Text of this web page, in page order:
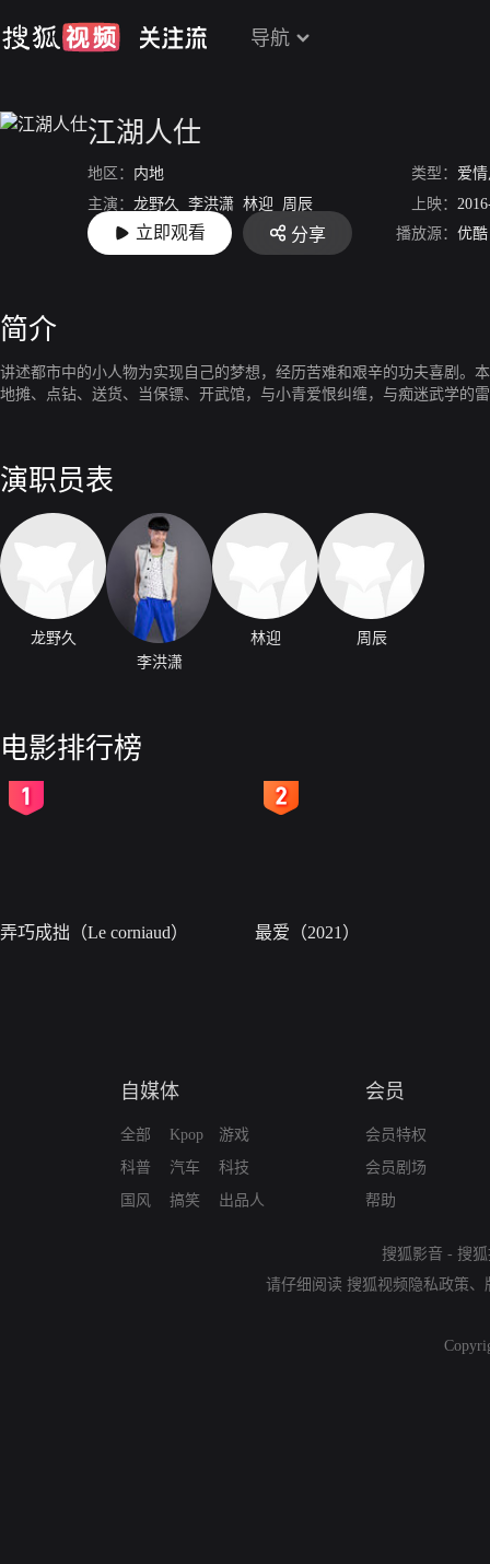
导航
江湖人仕
地区： 内地 类型： 爱
主演： 龙野久 李洪潇 林迎 周辰 上映：
导演： 龙野久
立即观看 分享 播放源： 优酷
简介
讲述都市中的小人物为实现自己的梦想，经历苦难和艰辛的功夫喜剧。
地摊、点钻、送货、当保镖、开武馆，与小青爱恨纠缠，与痴迷武学的
演职员表
龙野久
李洪潇
林迎 周辰
电影排行榜
弄巧成拙（Le corniaud） 最爱（2021）
自媒体
全部
科普
国风
Kpop
汽车
搞笑
游戏
科技
出品人
会员
会员特权
会员剧场
帮助
搜狐影音 - 搜
请仔细阅读 搜狐视频隐私政策、